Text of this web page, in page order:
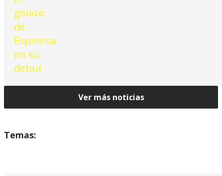
Ver más noticias
Temas: